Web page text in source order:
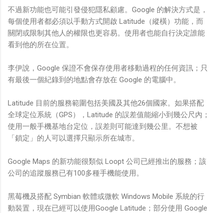
不過新功能也可能引發侵犯隱私顧慮。Google 的解決方式是，
每個使用者都必須以手動方式開啟 Latitude（縱橫）功能，而
關閉或限制其他人的權限也更容易。使用者也能自行決定誰能
看到他的所在位置。
李伊說，Google 保證不會保存使用者移動過程的任何資訊；只
有最後一個紀錄到的地點會存放在 Google 的電腦中。
Latitude 目前的服務範圍包括美國及其他26個國家。如果搭配
全球定位系統（GPS），Latitude 的誤差值能縮小到幾公尺內；
使用一般手機基地台定位，誤差則可能達到幾公里。不想被
「鎖定」的人可以選擇只顯示所在城市。
Google Maps 的新功能很類似 Loopt 公司已經推出的服務；該
公司的追蹤服務已有100多種手機能使用。
黑莓機及搭配 Symbian 軟體或微軟 Windows Mobile 系統的行
動裝置，現在已經可以使用Google Latitude；部分使用 Google